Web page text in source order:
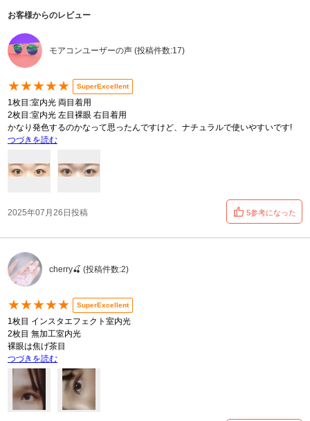
お客様からのレビュー
モアコンユーザーの声 (投稿件数:17)
★★★★★ SuperExcellent
1枚目:室内光 両目着用
2枚目:室内光 左目裸眼 右目着用
かなり発色するのかなって思ったんですけど、ナチュラルで使いやすいです!
つづきを読む
2025年07月26日投稿 5参考になった
cherry🍒 (投稿件数:2)
★★★★★ SuperExcellent
1枚目 インスタエフェクト室内光
2枚目 無加工室内光
裸眼は焦げ茶目
つづきを読む